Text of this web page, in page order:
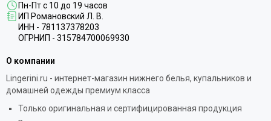
Пн-Пт с 10 до 19 часов
ИП Романовский Л. В.
ИНН - 781137378203
ОГРНИП - 315784700069930
О компании
Lingerini.ru - интернет-магазин нижнего белья, купальников и
домашней одежды премиум класса
Только оригинальная и сертифицированная продукция